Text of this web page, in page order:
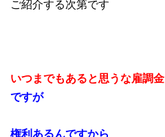
ご紹介する次第です
いつまでもあると思うな雇調金
ですが
権利あるんですから